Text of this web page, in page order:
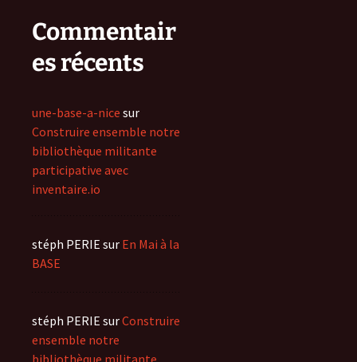
Commentair
es récents
une-base-a-nice sur
Construire ensemble notre
bibliothèque militante
participative avec
inventaire.io
stéph PERIE sur En Mai à la
BASE
stéph PERIE surConstruire
ensemble notre